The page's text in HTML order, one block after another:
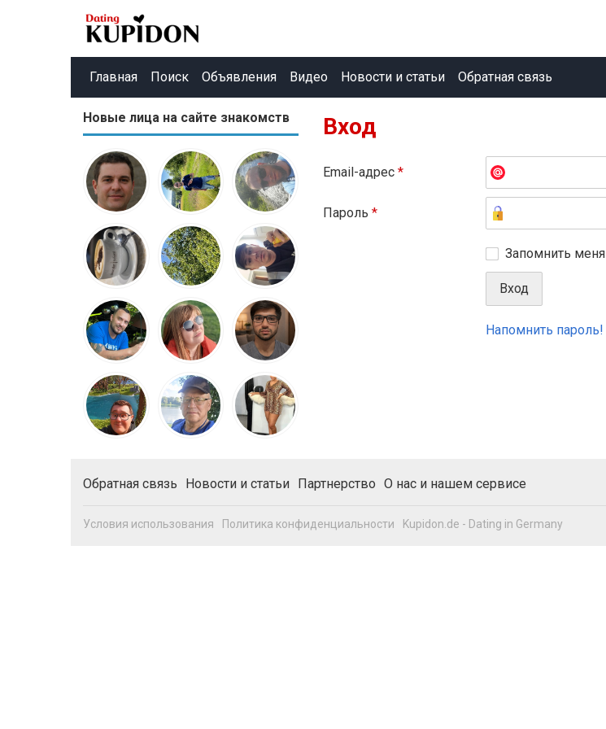
Главная Поиск Объявления Видео Новости и статьи Обратная связь
Новые лица на сайте знакомств Вход
Email-адрес *
Пароль *
Запомнить меня
Напомнить пароль!
Обратная связь Новости и статьи Партнерство О нас и нашем сервисе
Условия использования Политика конфиденциальности Kupidon.de - Dating in Germany